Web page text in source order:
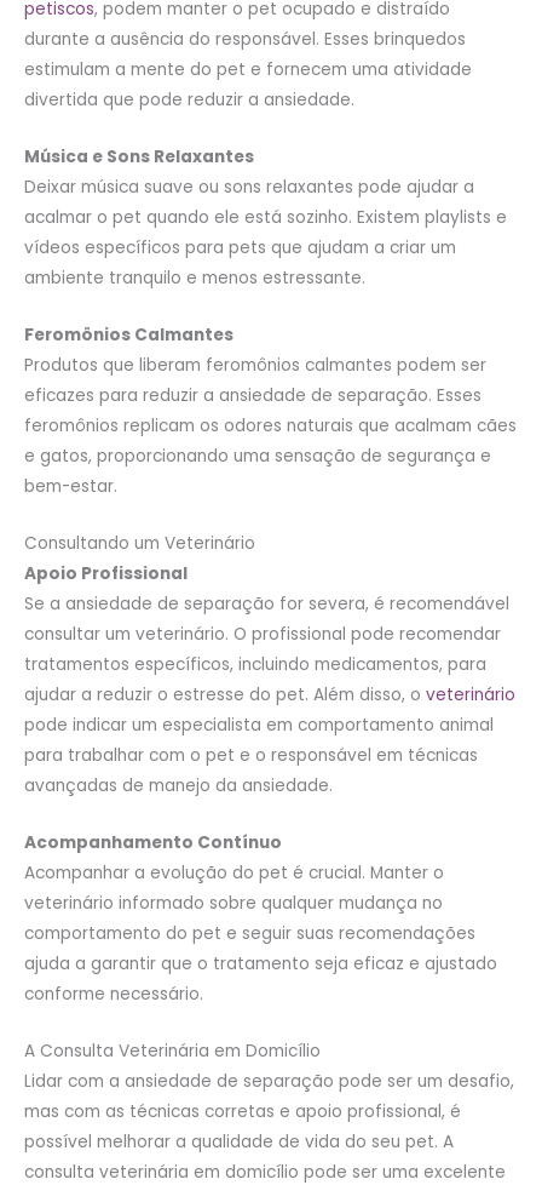
petiscos, podem manter o pet ocupado e distraído
durante a ausência do responsável. Esses brinquedos
estimulam a mente do pet e fornecem uma atividade
divertida que pode reduzir a ansiedade.
Música e Sons Relaxantes
Deixar música suave ou sons relaxantes pode ajudar a
acalmar o pet quando ele está sozinho. Existem playlists e
vídeos específicos para pets que ajudam a criar um
ambiente tranquilo e menos estressante.
Feromônios Calmantes
Produtos que liberam feromônios calmantes podem ser
eficazes para reduzir a ansiedade de separação. Esses
feromônios replicam os odores naturais que acalmam cães
e gatos, proporcionando uma sensação de segurança e
bem-estar.
Consultando um Veterinário
Apoio Profissional
Se a ansiedade de separação for severa, é recomendável
consultar um veterinário. O profissional pode recomendar
tratamentos específicos, incluindo medicamentos, para
ajudar a reduzir o estresse do pet. Além disso, o veterinário
pode indicar um especialista em comportamento animal
para trabalhar com o pet e o responsável em técnicas
avançadas de manejo da ansiedade.
Acompanhamento Contínuo
Acompanhar a evolução do pet é crucial. Manter o
veterinário informado sobre qualquer mudança no
comportamento do pet e seguir suas recomendações
ajuda a garantir que o tratamento seja eficaz e ajustado
conforme necessário.
A Consulta Veterinária em Domicílio
Lidar com a ansiedade de separação pode ser um desafio,
mas com as técnicas corretas e apoio profissional, é
possível melhorar a qualidade de vida do seu pet. A
consulta veterinária em domicílio pode ser uma excelente